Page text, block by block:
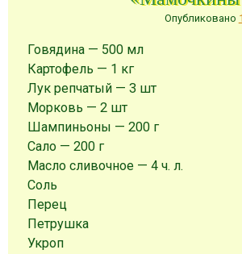
Опубликовано
Говядина — 500 мл
Картофель — 1 кг
Лук репчатый — 3 шт
Морковь — 2 шт
Шампиньоны — 200 г
Сало — 200 г
Масло сливочное — 4 ч. л.
Соль
Перец
Петрушка
Укроп